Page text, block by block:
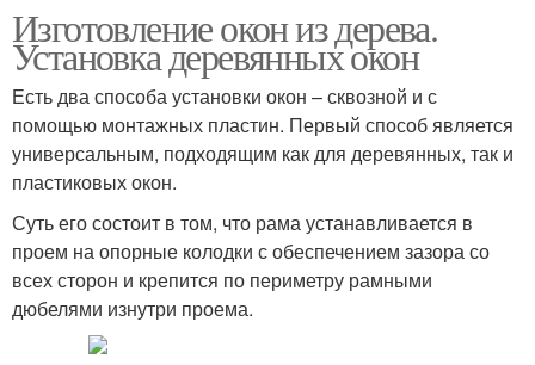
Изготовление окон из дерева.
Установка деревянных окон
Есть два способа установки окон – сквозной и с
помощью монтажных пластин. Первый способ является
универсальным, подходящим как для деревянных, так и
пластиковых окон.
Суть его состоит в том, что рама устанавливается в
проем на опорные колодки с обеспечением зазора со
всех сторон и крепится по периметру рамными
дюбелями изнутри проема.